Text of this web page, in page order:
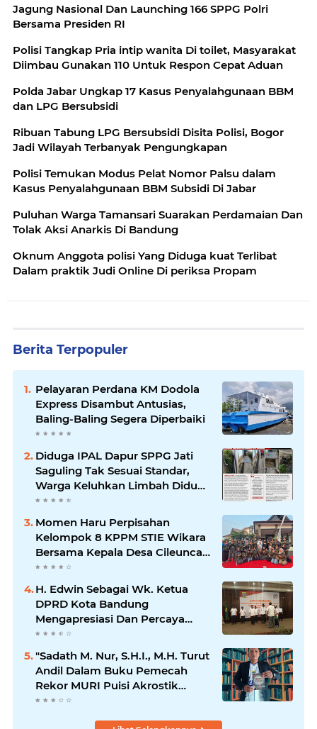
Jagung Nasional Dan Launching 166 SPPG Polri
Bersama Presiden RI
Polisi Tangkap Pria intip wanita Di toilet, Masyarakat
Diimbau Gunakan 110 Untuk Respon Cepat Aduan
Polda Jabar Ungkap 17 Kasus Penyalahgunaan BBM
dan LPG Bersubsidi
‎Ribuan Tabung LPG Bersubsidi Disita Polisi, Bogor
Jadi Wilayah Terbanyak Pengungkapan
‎Polisi Temukan Modus Pelat Nomor Palsu dalam
Kasus Penyalahgunaan BBM Subsidi Di Jabar
Puluhan Warga Tamansari Suarakan Perdamaian Dan
Tolak Aksi Anarkis Di Bandung
Oknum Anggota polisi Yang Diduga kuat Terlibat
Dalam praktik Judi Online Di periksa Propam
Berita Terpopuler
Pelayaran Perdana KM Dodola
Express Disambut Antusias,
Baling-Baling Segera Diperbaiki
Diduga IPAL Dapur SPPG Jati
Saguling Tak Sesuai Standar,
Warga Keluhkan Limbah Diduga
Mengalir ke Sungai
Momen Haru Perpisahan
Kelompok 8 KPPM STIE Wikara
Bersama Kepala Desa Cileunca
di Kecamatan Bojong
H. Edwin Sebagai Wk. Ketua
DPRD Kota Bandung
Mengapresiasi Dan Percaya
Penuh Kepada Kepemimpinan
Merdi Hajiji Sebagai ketua DPD
Lpm Kota Bandung Periode
2021-2026
"Sadath M. Nur, S.H.I., M.H. Turut
Andil Dalam Buku Pemecah
Rekor MURI Puisi Akrostik
Terbanyak